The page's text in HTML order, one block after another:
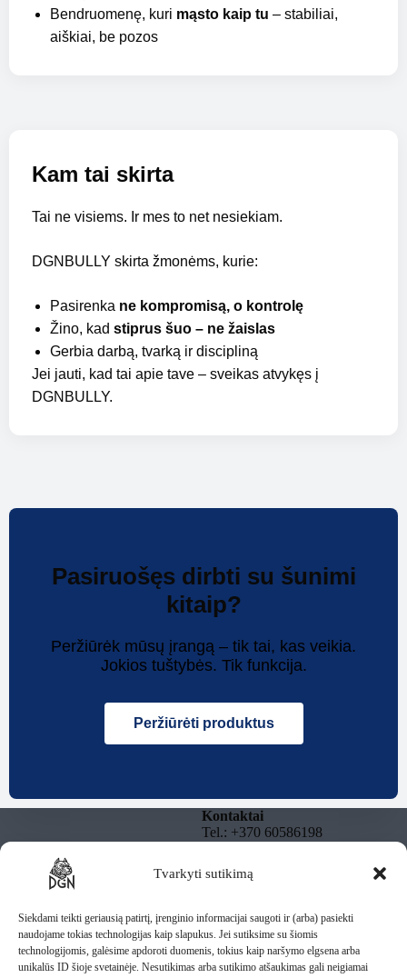
Tvarkyti sutikimą
Siekdami teikti geriausią patirtį, įrenginio informacijai saugoti ir (arba) pasiekti
naudojame tokias technologijas kaip slapukus. Jei sutiksime su šiomis
technologijomis, galėsime apdoroti duomenis, tokius kaip naršymo elgsena arba
unikalūs ID šioje svetainėje. Nesutikimas arba sutikimo atšaukimas gali neigiamai
Bendruomenę, kuri mąsto kaip tu – stabiliai,
aiškiai, be pozos
Kam tai skirta
Tai ne visiems. Ir mes to net nesiekiam.
DGNBULLY skirta žmonėms, kurie:
Pasirenka ne kompromisą, o kontrolę
Žino, kad stiprus šuo – ne žaislas
Gerbia darbą, tvarką ir discipliną
Jei jauti, kad tai apie tave – sveikas atvykęs į
DGNBULLY.
Pasiruošęs dirbti su šunimi
kitaip?
Peržiūrėk mūsų įrangą – tik tai, kas veikia.
Jokios tuštybės. Tik funkcija.
Peržiūrėti produktus
Informacija
Taisyklės
Pristatymas
Kontaktai
Tel.: +370 60586198
DGNBULLY – Tomas
Daugnoras
Individuali veikla pagal
pažymą